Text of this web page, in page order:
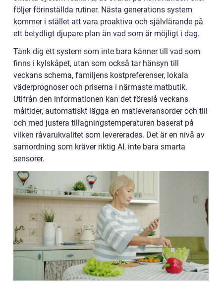
följer förinställda rutiner. Nästa generations system
kommer i stället att vara proaktiva och självlärande på
ett betydligt djupare plan än vad som är möjligt i dag.
Tänk dig ett system som inte bara känner till vad som
finns i kylskåpet, utan som också tar hänsyn till
veckans schema, familjens kostpreferenser, lokala
väderprognoser och priserna i närmaste matbutik.
Utifrån den informationen kan det föreslå veckans
måltider, automatiskt lägga en matleveransorder och till
och med justera tillagningstemperaturen baserat på
vilken råvarukvalitet som levererades. Det är en nivå av
samordning som kräver riktig AI, inte bara smarta
sensorer.